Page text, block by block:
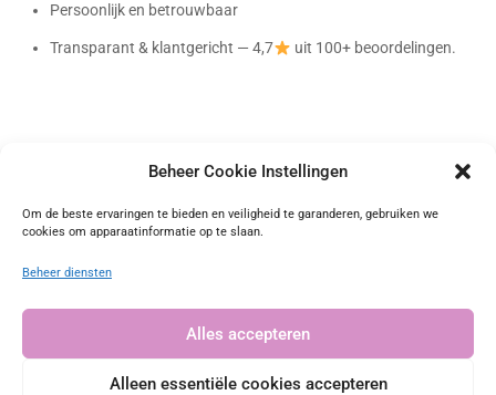
Beheer Cookie Instellingen
Om de beste ervaringen te bieden en veiligheid te garanderen, gebruiken we
cookies om apparaatinformatie op te slaan.
Beheer diensten
Alles accepteren
Alleen essentiële cookies accepteren
Persoonlijk en betrouwbaar
Transparant & klantgericht — 4,7 uit 100+ beoordelingen.
Bag-again
4.72 waardering